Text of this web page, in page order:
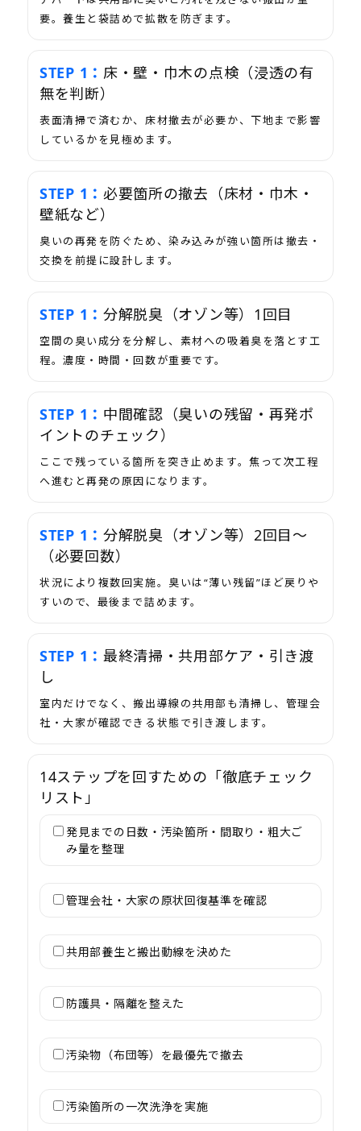
要。養生と袋詰めで拡散を防ぎます。
床・壁・巾木の点検（浸透の有
無を判断）
表面清掃で済むか、床材撤去が必要か、下地まで影響
しているかを見極めます。
必要箇所の撤去（床材・巾木・
壁紙など）
臭いの再発を防ぐため、染み込みが強い箇所は撤去・
交換を前提に設計します。
分解脱臭（オゾン等）1回目
空間の臭い成分を分解し、素材への吸着臭を落とす工
程。濃度・時間・回数が重要です。
中間確認（臭いの残留・再発ポ
イントのチェック）
ここで残っている箇所を突き止めます。焦って次工程
へ進むと再発の原因になります。
分解脱臭（オゾン等）2回目〜
（必要回数）
状況により複数回実施。臭いは“薄い残留”ほど戻りや
すいので、最後まで詰めます。
最終清掃・共用部ケア・引き渡
し
室内だけでなく、搬出導線の共用部も清掃し、管理会
社・大家が確認できる状態で引き渡します。
14ステップを回すための「徹底チェック
リスト」
発見までの日数・汚染箇所・間取り・粗大ご
み量を整理
管理会社・大家の原状回復基準を確認
共用部養生と搬出動線を決めた
防護具・隔離を整えた
汚染物（布団等）を最優先で撤去
汚染箇所の一次洗浄を実施